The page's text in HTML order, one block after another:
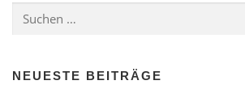
nach:
NEUESTE BEITRÄGE